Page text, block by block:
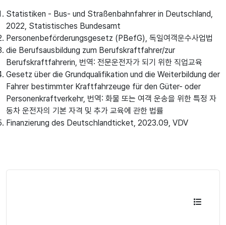
Statistiken - Bus- und Straßenbahnfahrer in Deutschland,
2022, Statistisches Bundesamt
Personenbeförderungsgesetz (PBefG), 독일여객운수사업법
die Berufsausbildung zum Berufskraftfahrer/zur
Berufskraftfahrerin, 번역: 전문운전자가 되기 위한 직업교육
Gesetz über die Grundqualifikation und die Weiterbildung der
Fahrer bestimmter Kraftfahrzeuge für den Güter- oder
Personenkraftverkehr, 번역: 화물 또는 여객 운송을 위한 특정 자
동차 운전자의 기본 자격 및 추가 교육에 관한 법률
Finanzierung des Deutschlandticket, 2023.09, VDV